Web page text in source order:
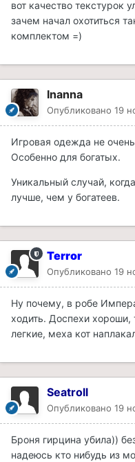
вот качество текстурок
зачем начал охотиться
комплектом =)
Inanna
Опубликовано 19
Игровая одежда не
Особенно для богатых.
Уникальный случай,
лучше, чем у богатеев.
Terror
Опубликовано 19
Ну почему, в робе
ходить. Доспехи хороши,
легкие, меха кот
Seatroll
Опубликовано 19
Броня гирцина убила))
надеюсь кто нибудь из